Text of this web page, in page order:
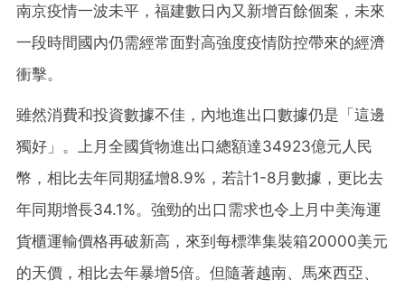
南京疫情一波未平，福建數日內又新增百餘個案，未來
一段時間國內仍需經常面對高強度疫情防控帶來的經濟
衝擊。
雖然消費和投資數據不佳，內地進出口數據仍是「這邊
獨好」。上月全國貨物進出口總額達34923億元人民
幣，相比去年同期猛增8.9%，若計1-8月數據，更比去
年同期增長34.1%。強勁的出口需求也令上月中美海運
貨櫃運輸價格再破新高，來到每標準集裝箱20000美元
的天價，相比去年暴增5倍。但隨著越南、馬來西亞、